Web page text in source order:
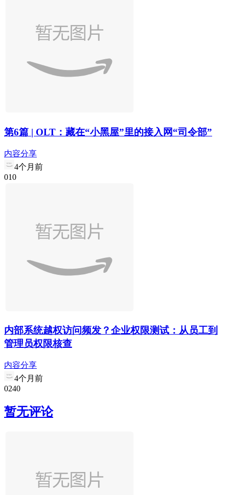
第6篇 | OLT：藏在“小黑屋”里的接入网“司令部”
内容分享
4个月前
010
内部系统越权访问频发？企业权限测试：从员工到
管理员权限核查
内容分享
4个月前
0240
暂无评论